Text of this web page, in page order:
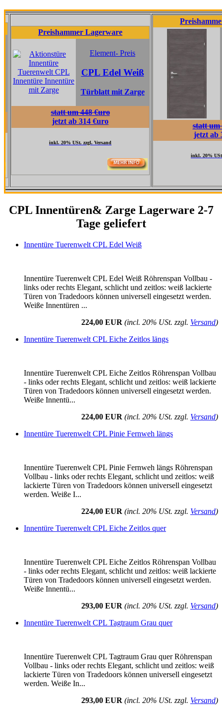
Preishammer Lagerware
Element- Preis
CPL Edel Weiß
Türblatt mit Zarge
statt um 448 €uro
jetzt ab 314 €uro
inkl. 20% USt. zzgl. Versand
Preishammer
statt um 517 €uro
jetzt ab 362 €uro
inkl. 20% USt. zzgl. Versand
CPL Innentüren& Zarge Lagerware 2-7
Tage geliefert
Innentüre Tuerenwelt CPL Edel Weiß
Innentüre Tuerenwelt CPL Edel Weiß Röhrenspan Vollbau -
links oder rechts Elegant, schlicht und zeitlos: weiß lackierte
Türen von Tradedoors können universell eingesetzt werden.
Weiße Innentüren ...
224,00 EUR (incl. 20% USt. zzgl. Versand)
Innentüre Tuerenwelt CPL Eiche Zeitlos längs
Innentüre Tuerenwelt CPL Eiche Zeitlos Röhrenspan Vollbau
- links oder rechts Elegant, schlicht und zeitlos: weiß lackierte
Türen von Tradedoors können universell eingesetzt werden.
Weiße Innentü...
224,00 EUR (incl. 20% USt. zzgl. Versand)
Innentüre Tuerenwelt CPL Pinie Fernweh längs
Innentüre Tuerenwelt CPL Pinie Fernweh längs Röhrenspan
Vollbau - links oder rechts Elegant, schlicht und zeitlos: weiß
lackierte Türen von Tradedoors können universell eingesetzt
werden. Weiße I...
224,00 EUR (incl. 20% USt. zzgl. Versand)
Innentüre Tuerenwelt CPL Eiche Zeitlos quer
Innentüre Tuerenwelt CPL Eiche Zeitlos Röhrenspan Vollbau
- links oder rechts Elegant, schlicht und zeitlos: weiß lackierte
Türen von Tradedoors können universell eingesetzt werden.
Weiße Innentü...
293,00 EUR (incl. 20% USt. zzgl. Versand)
Innentüre Tuerenwelt CPL Tagtraum Grau quer
Innentüre Tuerenwelt CPL Tagtraum Grau quer Röhrenspan
Vollbau - links oder rechts Elegant, schlicht und zeitlos: weiß
lackierte Türen von Tradedoors können universell eingesetzt
werden. Weiße In...
293,00 EUR (incl. 20% USt. zzgl. Versand)